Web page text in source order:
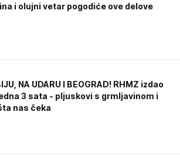
i olujni vetar pogodiće ove delove
NA UDARU I BEOGRAD! RHMZ izdao
3 sata - pljuskovi s grmljavinom i
nas čeka